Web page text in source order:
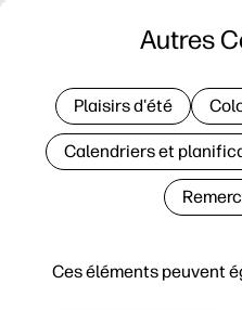
Ces éléments peuvent
Autres
Plaisirs d'été
Calendriers et